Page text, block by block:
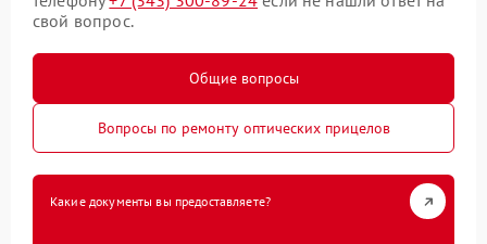
свой вопрос.
Общие вопросы
Вопросы по ремонту оптических прицелов
Какие документы вы предоставляете?